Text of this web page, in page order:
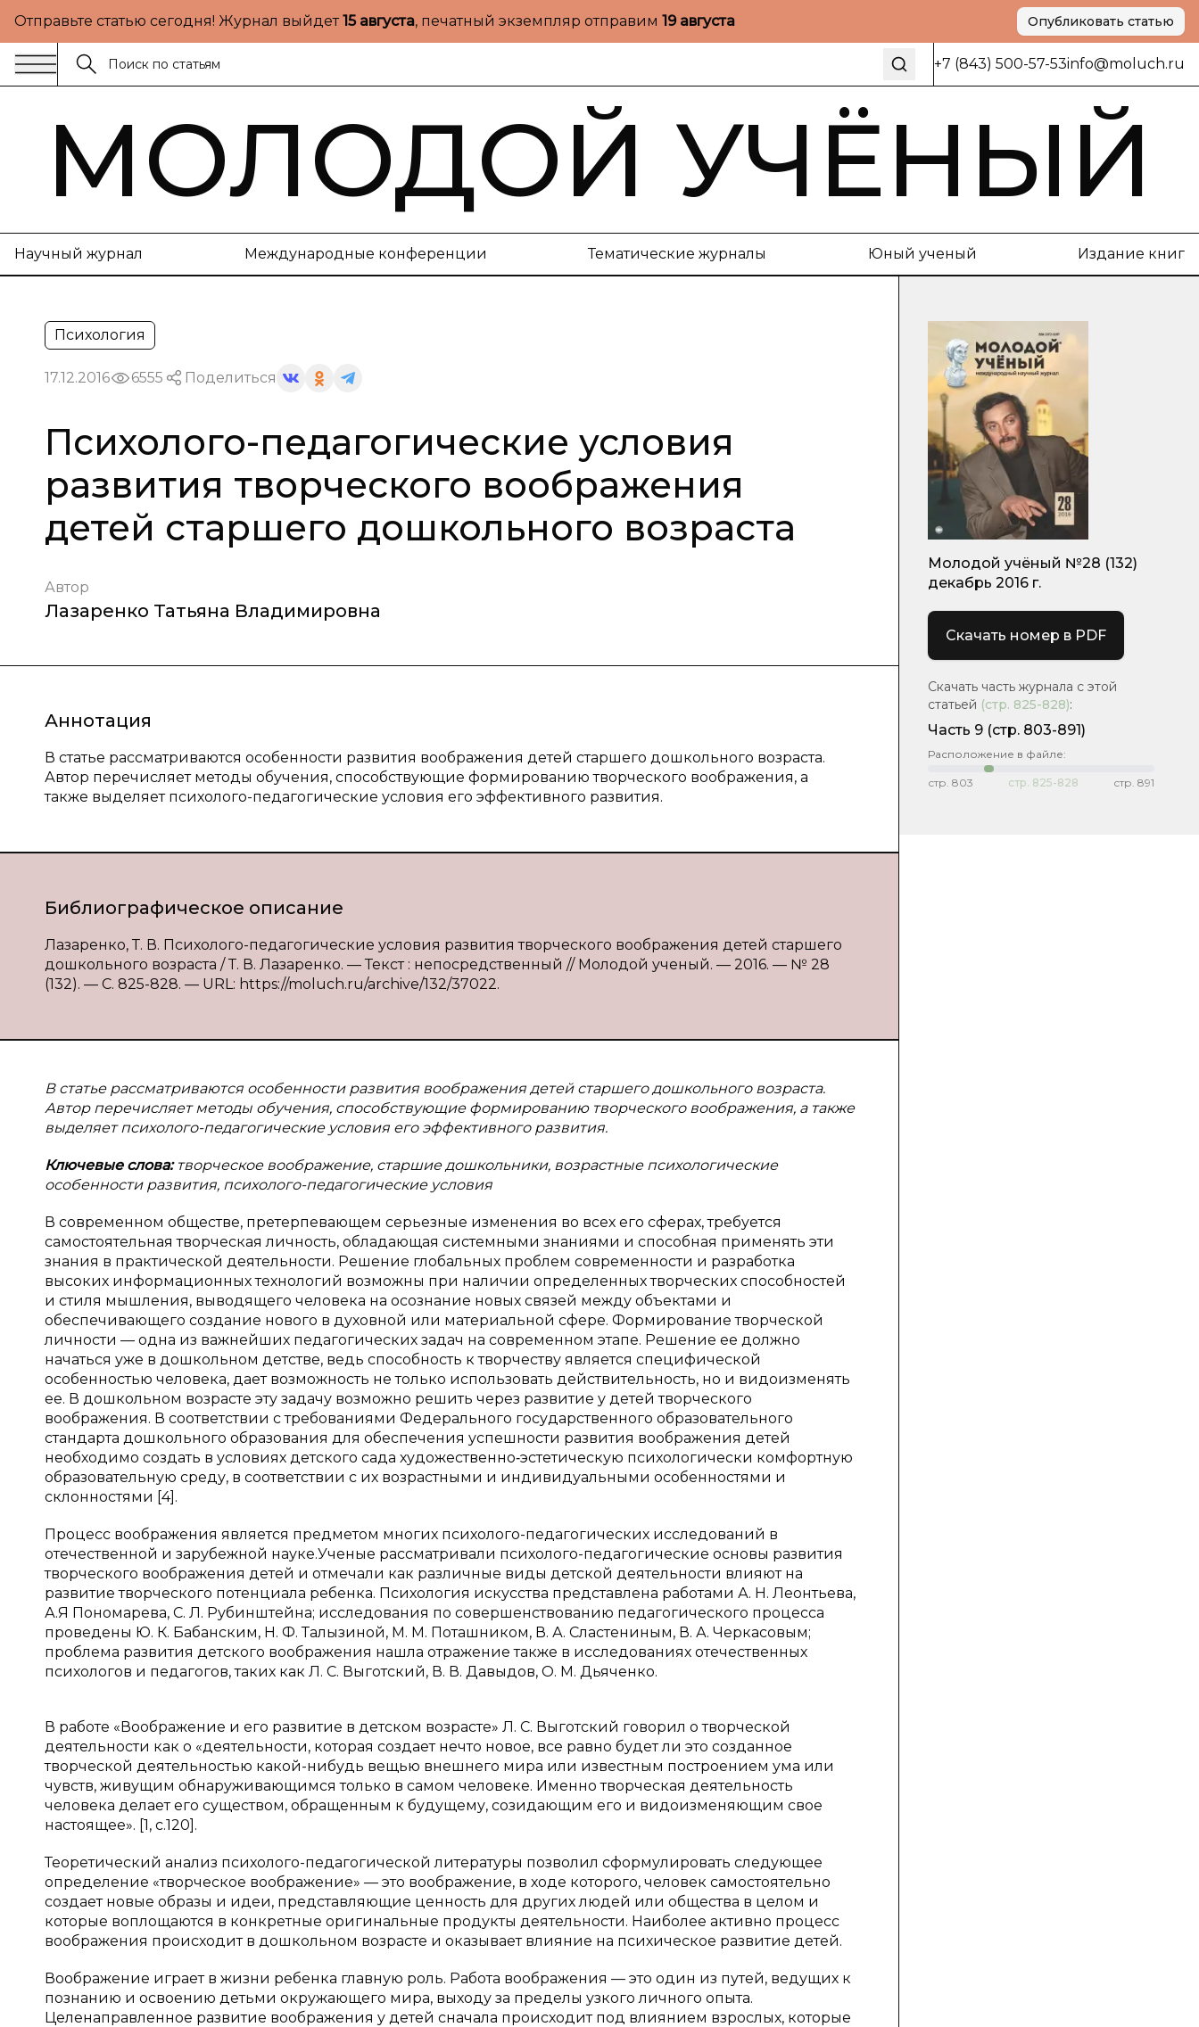
Отправьте статью сегодня! Журнал выйдет15 августа, печатный экземпляр отправим 19 августа Опубликовать статью
+7 (843) 500-57-53info@moluch.ru
МОЛОДОЙ УЧЁНЫЙ
Научный журнал Международные конференции Тематические журналы Юный ученый Издание книг
Психология
17.12.2016 6555 Поделиться
Психолого-педагогические условия
развития творческого воображения
детей старшего дошкольного возраста
Автор
Лазаренко Татьяна Владимировна
Аннотация
В статье рассматриваются особенности развития воображения детей старшего дошкольного возраста.
Автор перечисляет методы обучения, способствующие формированию творческого воображения, а
также выделяет психолого-педагогические условия его эффективного развития.
Библиографическое описание
Лазаренко, Т. В. Психолого-педагогические условия развития творческого воображения детей старшего
дошкольного возраста / Т. В. Лазаренко. — Текст : непосредственный // Молодой ученый. — 2016. — № 28
(132). — С. 825-828. — URL: https://moluch.ru/archive/132/37022.
В статье рассматриваются особенности развития воображения детей старшего дошкольного возраста.
Автор перечисляет методы обучения, способствующие формированию творческого воображения, а также
выделяет психолого-педагогические условия его эффективного развития.
Ключевые слова: творческое воображение, старшие дошкольники, возрастные психологические
особенности развития, психолого-педагогические условия
В современном обществе, претерпевающем серьезные изменения во всех его сферах, требуется
самостоятельная творческая личность, обладающая системными знаниями и способная применять эти
знания в практической деятельности. Решение глобальных проблем современности и разработка
высоких информационных технологий возможны при наличии определенных творческих способностей
и стиля мышления, выводящего человека на осознание новых связей между объектами и
обеспечивающего создание нового в духовной или материальной сфере. Формирование творческой
личности — одна из важнейших педагогических задач на современном этапе. Решение ее должно
начаться уже в дошкольном детстве, ведь способность к творчеству является специфической
особенностью человека, дает возможность не только использовать действительность, но и видоизменять
ее. В дошкольном возрасте эту задачу возможно решить через развитие у детей творческого
воображения. В соответствии с требованиями Федерального государственного образовательного
стандарта дошкольного образования для обеспечения успешности развития воображения детей
необходимо создать в условиях детского сада художественно‐эстетическую психологически комфортную
образовательную среду, в соответствии с их возрастными и индивидуальными особенностями и
склонностями [4].
Процесс воображения является предметом многих психолого-педагогических исследований в
отечественной и зарубежной науке.Ученые рассматривали психолого-педагогические основы развития
творческого воображения детей и отмечали как различные виды детской деятельности влияют на
развитие творческого потенциала ребенка. Психология искусства представлена работами А. Н. Леонтьева,
А.Я Пономарева, С. Л. Рубинштейна; исследования по совершенствованию педагогического процесса
проведены Ю. К. Бабанским, Н. Ф. Талызиной, М. М. Поташником, В. А. Сластениным, В. А. Черкасовым;
проблема развития детского воображения нашла отражение также в исследованиях отечественных
психологов и педагогов, таких как Л. С. Выготский, В. В. Давыдов, О. М. Дьяченко.
В работе «Воображение и его развитие в детском возрасте» Л. С. Выготский говорил о творческой
деятельности как о «деятельности, которая создает нечто новое, все равно будет ли это созданное
творческой деятельностью какой-нибудь вещью внешнего мира или известным построением ума или
чувств, живущим обнаруживающимся только в самом человеке. Именно творческая деятельность
человека делает его существом, обращенным к будущему, созидающим его и видоизменяющим свое
настоящее». [1, c.120].
Теоретический анализ психолого-педагогической литературы позволил сформулировать следующее
определение «творческое воображение» — это воображение, в ходе которого, человек самостоятельно
создает новые образы и идеи, представляющие ценность для других людей или общества в целом и
которые воплощаются в конкретные оригинальные продукты деятельности. Наиболее активно процесс
воображения происходит в дошкольном возрасте и оказывает влияние на психическое развитие детей.
Воображение играет в жизни ребенка главную роль. Работа воображения — это один из путей, ведущих к
познанию и освоению детьми окружающего мира, выходу за пределы узкого личного опыта.
Целенаправленное развитие воображения у детей сначала происходит под влиянием взрослых, которые
Молодой учёный №28 (132)
декабрь 2016 г.
Скачать номер в PDF
Скачать часть журнала с этой
статьей (стр. 825-828):
Часть 9 (cтр. 803-891)
Расположение в файле:
стр. 803 стр. 825-828 стр. 891